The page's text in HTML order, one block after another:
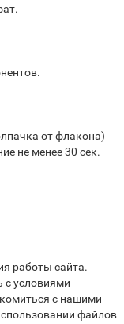
от флакона)
не менее 30 сек.
работы сайта.
с условиями
с нашими
файлов